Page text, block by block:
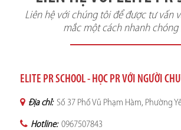
Liên hệ với chúng tôi để được tư vấn
mắc một cách nhanh chóng
ELITE PR SCHOOL - HỌC PR VỚI NGƯỜI
Địa chỉ: Số 37 Phố Vũ Phạm Hàm, Phường
Hotline: 0967507843